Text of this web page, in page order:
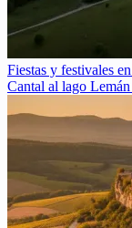
Fiestas y festivales
Cantal al lago Lemán